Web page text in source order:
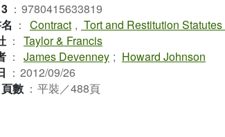
： 9780415633819
： Contract , Tort and Restitution
： Taylor & Francis
： James Devenney ; Howard Johnson
： 2012/09/26
數 ： 平裝／488頁